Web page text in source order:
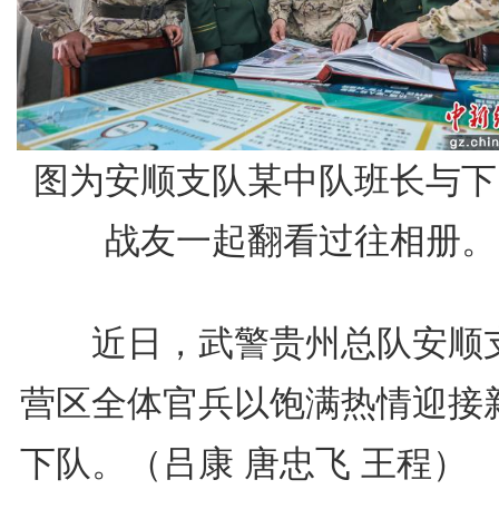
图为安顺支队某中队班长与
战友一起翻看过往相册。
近日，武警贵州总队安顺
营区全体官兵以饱满热情迎接
下队。（吕康 唐忠飞 王程）